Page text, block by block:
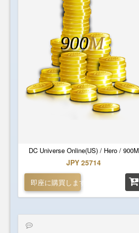
DC Universe Online(US) / Hero / 900M
900M
JPY 25714
即座に購買します